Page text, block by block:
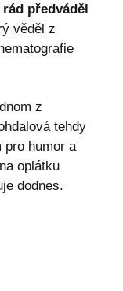
předváděl
věděl z
z
tehdy
pro humor a
oplátku
dodnes.